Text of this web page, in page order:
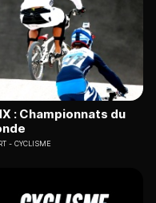
: Championnats du
CYCLISME